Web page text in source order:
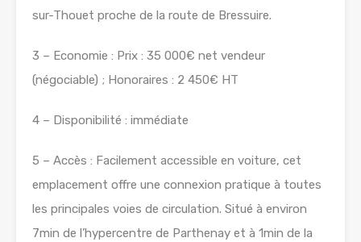
sur-Thouet proche de la route de Bressuire.
3 – Economie : Prix : 35 000€ net vendeur
(négociable) ; Honoraires : 2 450€ HT
4 – Disponibilité : immédiate
5 – Accès : Facilement accessible en voiture, cet
emplacement offre une connexion pratique à toutes
les principales voies de circulation. Situé à environ
7min de l’hypercentre de Parthenay et à 1min de la